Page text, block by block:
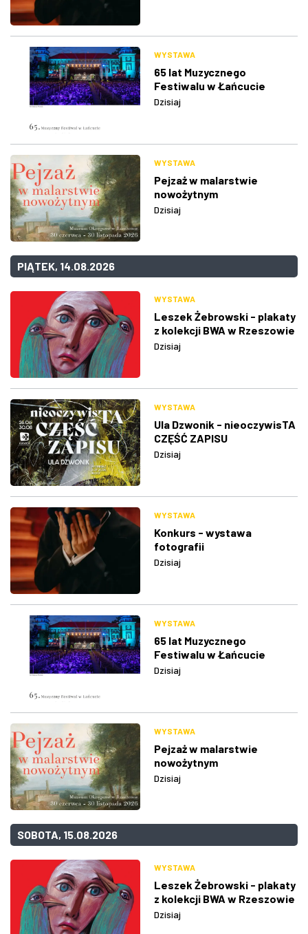
WYSTAWA
65 lat Muzycznego
Festiwalu w Łańcucie
Dzisiaj
WYSTAWA
Pejzaż w malarstwie
nowożytnym
Dzisiaj
PIĄTEK, 14.08.2026
WYSTAWA
Leszek Żebrowski - plakaty
z kolekcji BWA w Rzeszowie
Dzisiaj
WYSTAWA
Ula Dzwonik - nieoczywisTA
CZĘŚĆ ZAPISU
Dzisiaj
WYSTAWA
Konkurs - wystawa
fotografii
Dzisiaj
WYSTAWA
65 lat Muzycznego
Festiwalu w Łańcucie
Dzisiaj
WYSTAWA
Pejzaż w malarstwie
nowożytnym
Dzisiaj
SOBOTA, 15.08.2026
WYSTAWA
Leszek Żebrowski - plakaty
z kolekcji BWA w Rzeszowie
Dzisiaj